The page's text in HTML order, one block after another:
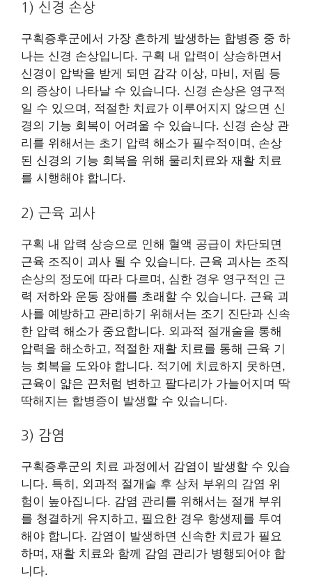
1) 신경 손상
구획증후군에서 가장 흔하게 발생하는 합병증 중 하
나는 신경 손상입니다. 구획 내 압력이 상승하면서
신경이 압박을 받게 되면 감각 이상, 마비, 저림 등
의 증상이 나타날 수 있습니다. 신경 손상은 영구적
일 수 있으며, 적절한 치료가 이루어지지 않으면 신
경의 기능 회복이 어려울 수 있습니다. 신경 손상 관
리를 위해서는 초기 압력 해소가 필수적이며, 손상
된 신경의 기능 회복을 위해 물리치료와 재활 치료
를 시행해야 합니다.
2) 근육 괴사
구획 내 압력 상승으로 인해 혈액 공급이 차단되면
근육 조직이 괴사 될 수 있습니다. 근육 괴사는 조직
손상의 정도에 따라 다르며, 심한 경우 영구적인 근
력 저하와 운동 장애를 초래할 수 있습니다. 근육 괴
사를 예방하고 관리하기 위해서는 조기 진단과 신속
한 압력 해소가 중요합니다. 외과적 절개술을 통해
압력을 해소하고, 적절한 재활 치료를 통해 근육 기
능 회복을 도와야 합니다. 적기에 치료하지 못하면,
근육이 얇은 끈처럼 변하고 팔다리가 가늘어지며 딱
딱해지는 합병증이 발생할 수 있습니다.
3) 감염
구획증후군의 치료 과정에서 감염이 발생할 수 있습
니다. 특히, 외과적 절개술 후 상처 부위의 감염 위
험이 높아집니다. 감염 관리를 위해서는 절개 부위
를 청결하게 유지하고, 필요한 경우 항생제를 투여
해야 합니다. 감염이 발생하면 신속한 치료가 필요
하며, 재활 치료와 함께 감염 관리가 병행되어야 합
니다.